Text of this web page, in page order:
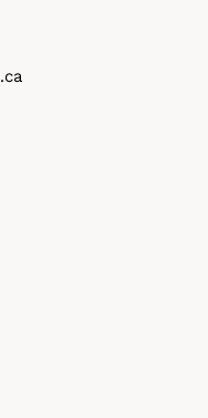
produit